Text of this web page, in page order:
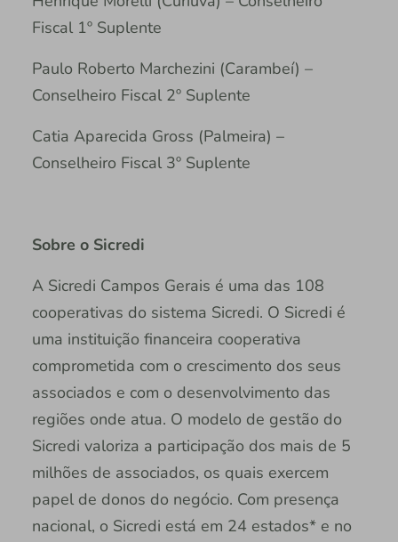
Fiscal 1º Suplente
Paulo Roberto Marchezini (Carambeí) –
Conselheiro Fiscal 2º Suplente
Catia Aparecida Gross (Palmeira) –
Conselheiro Fiscal 3º Suplente
Sobre o Sicredi
A Sicredi Campos Gerais é uma das 108
cooperativas do sistema Sicredi. O Sicredi é
uma instituição financeira cooperativa
comprometida com o crescimento dos seus
associados e com o desenvolvimento das
regiões onde atua. O modelo de gestão do
Sicredi valoriza a participação dos mais de 5
milhões de associados, os quais exercem
papel de donos do negócio. Com presença
nacional, o Sicredi está em 24 estados* e no